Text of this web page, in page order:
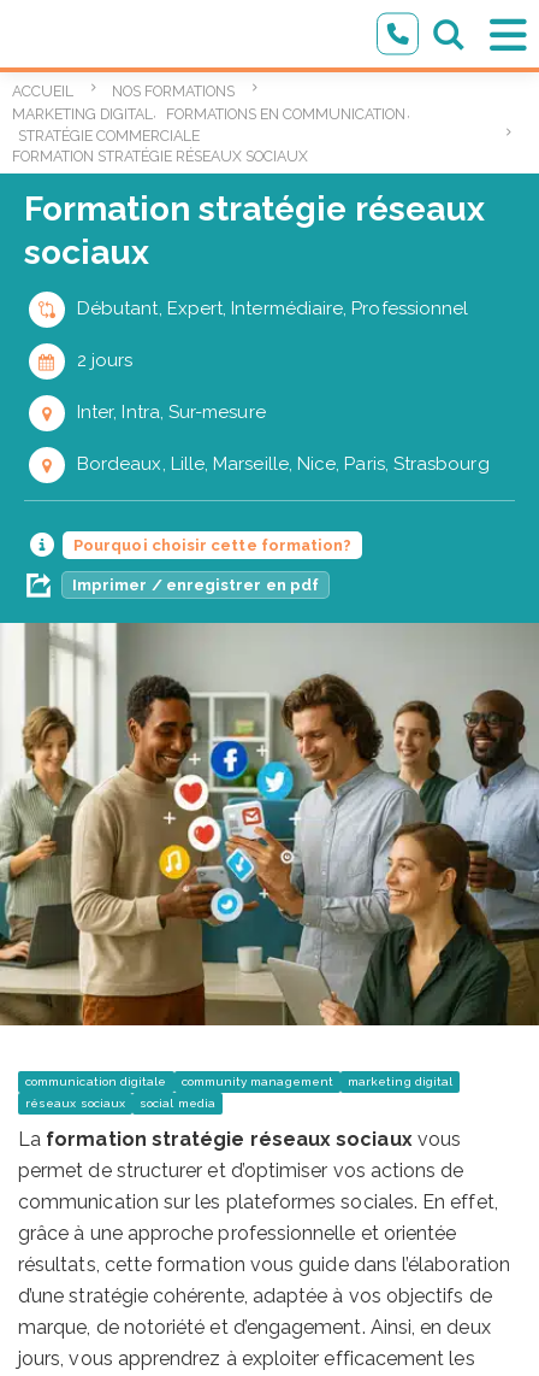
ACCUEIL
NOS FORMATIONS
MARKETING DIGITAL , FORMATIONS EN COMMUNICATION ET MARKETING
,
STRATÉGIE COMMERCIALE
FORMATION STRATÉGIE RÉSEAUX SOCIAUX
Formation stratégie réseaux
sociaux
Débutant, Expert, Intermédiaire, Professionnel
2 jours
Inter, Intra, Sur-mesure
Bordeaux, Lille, Marseille, Nice, Paris, Strasbourg
Pourquoi choisir cette formation?
Imprimer / enregistrer en pdf
communication digitale community management
marketing digital
réseaux sociaux
social media
La formation stratégie réseaux sociauxvous
permet de structurer et d’optimiser vos actions de
communication sur les plateformes sociales. En effet,
grâce à une approche professionnelle et orientée
résultats, cette formation vous guide dans l’élaboration
d’une stratégie cohérente, adaptée à vos objectifs de
marque, de notoriété et d’engagement. Ainsi, en deux
jours, vous apprendrez à exploiter efficacement les